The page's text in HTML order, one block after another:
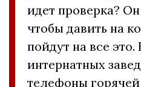
идет проверка?
чтобы давить на
пойдут на все это.
интернатных
телефоны